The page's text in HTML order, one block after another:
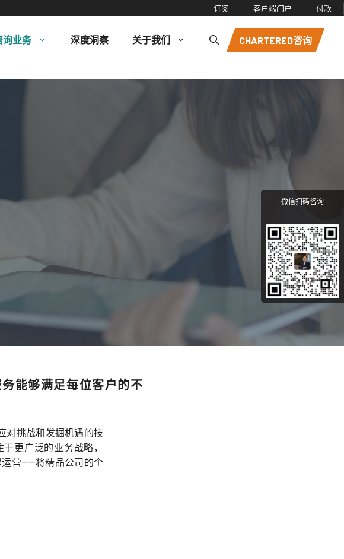
订阅 客户端门户 付款
询业务 深度洞察 关于我们 CHARTERED咨询
能够满足每位客户的不
对挑战和发掘机遇的技
更广泛的业务战略，
运营——将精品公司的个
微信扫码咨询